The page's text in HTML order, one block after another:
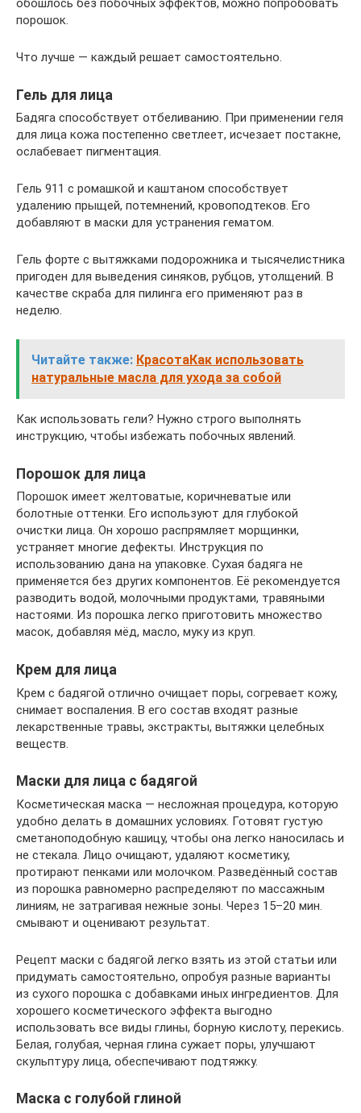
обошлось без побочных эффектов, можно попробовать
порошок.
Что лучше — каждый решает самостоятельно.
Гель для лица
Бадяга способствует отбеливанию. При применении геля
для лица кожа постепенно светлеет, исчезает постакне,
ослабевает пигментация.
Гель 911 с ромашкой и каштаном способствует
удалению прыщей, потемнений, кровоподтеков. Его
добавляют в маски для устранения гематом.
Гель форте с вытяжками подорожника и тысячелистника
пригоден для выведения синяков, рубцов, утолщений. В
качестве скраба для пилинга его применяют раз в
неделю.
Читайте также: КрасотаКак использовать
натуральные масла для ухода за собой
Как использовать гели? Нужно строго выполнять
инструкцию, чтобы избежать побочных явлений.
Порошок для лица
Порошок имеет желтоватые, коричневатые или
болотные оттенки. Его используют для глубокой
очистки лица. Он хорошо распрямляет морщинки,
устраняет многие дефекты. Инструкция по
использованию дана на упаковке. Сухая бадяга не
применяется без других компонентов. Её рекомендуется
разводить водой, молочными продуктами, травяными
настоями. Из порошка легко приготовить множество
масок, добавляя мёд, масло, муку из круп.
Крем для лица
Крем с бадягой отлично очищает поры, согревает кожу,
снимает воспаления. В его состав входят разные
лекарственные травы, экстракты, вытяжки целебных
веществ.
Маски для лица с бадягой
Косметическая маска — несложная процедура, которую
удобно делать в домашних условиях. Готовят густую
сметаноподобную кашицу, чтобы она легко наносилась и
не стекала. Лицо очищают, удаляют косметику,
протирают пенками или молочком. Разведённый состав
из порошка равномерно распределяют по массажным
линиям, не затрагивая нежные зоны. Через 15–20 мин.
смывают и оценивают результат.
Рецепт маски с бадягой легко взять из этой статьи или
придумать самостоятельно, опробуя разные варианты
из сухого порошка с добавками иных ингредиентов. Для
хорошего косметического эффекта выгодно
использовать все виды глины, борную кислоту, перекись.
Белая, голубая, черная глина сужает поры, улучшают
скульптуру лица, обеспечивают подтяжку.
Маска с голубой глиной